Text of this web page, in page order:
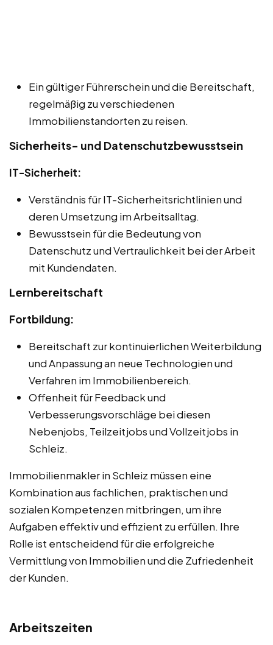
Ein gültiger Führerschein und die Bereitschaft,
regelmäßig zu verschiedenen
Immobilienstandorten zu reisen.
Sicherheits- und Datenschutzbewusstsein
IT-Sicherheit:
Verständnis für IT-Sicherheitsrichtlinien und
deren Umsetzung im Arbeitsalltag.
Bewusstsein für die Bedeutung von
Datenschutz und Vertraulichkeit bei der Arbeit
mit Kundendaten.
Lernbereitschaft
Fortbildung:
Bereitschaft zur kontinuierlichen Weiterbildung
und Anpassung an neue Technologien und
Verfahren im Immobilienbereich.
Offenheit für Feedback und
Verbesserungsvorschläge bei diesen
Nebenjobs, Teilzeitjobs und Vollzeitjobs in
Schleiz.
Immobilienmakler in Schleiz müssen eine
Kombination aus fachlichen, praktischen und
sozialen Kompetenzen mitbringen, um ihre
Aufgaben effektiv und effizient zu erfüllen. Ihre
Rolle ist entscheidend für die erfolgreiche
Vermittlung von Immobilien und die Zufriedenheit
der Kunden.
Arbeitszeiten